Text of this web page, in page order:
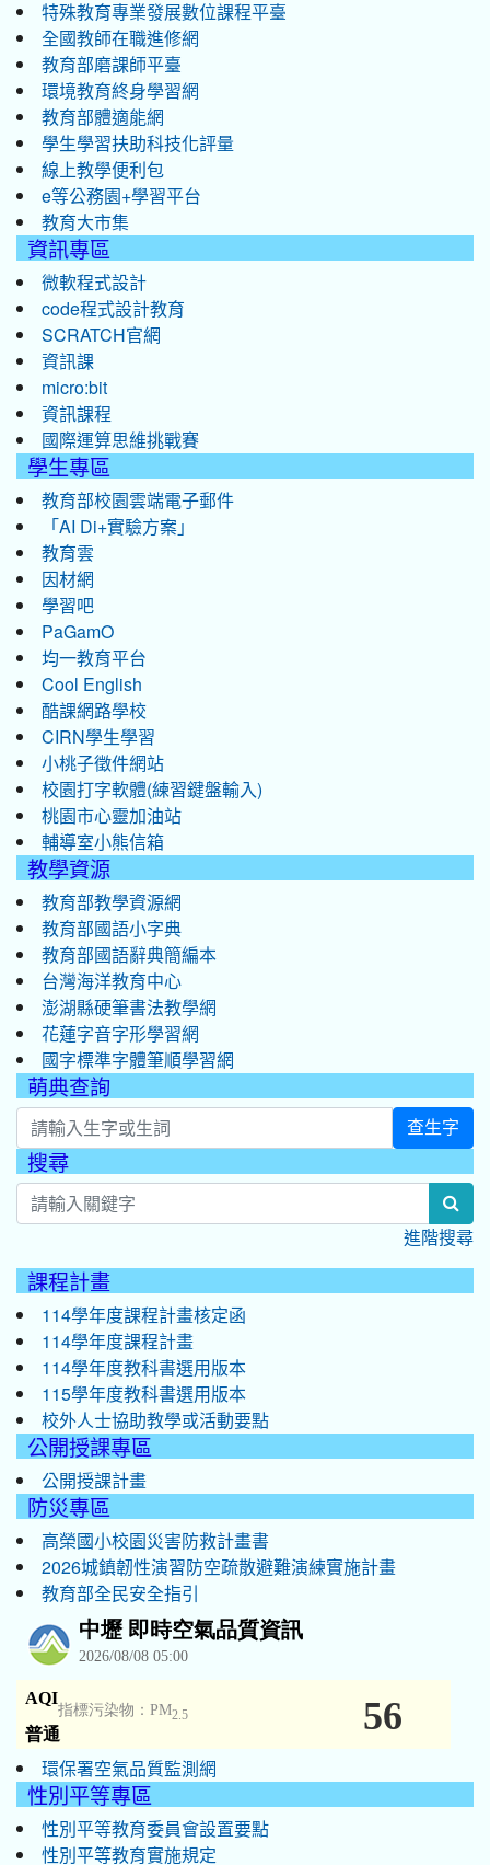
特殊教育專業發展數位課程平臺
全國教師在職進修網
教育部磨課師平臺
環境教育終身學習網
教育部體適能網
學生學習扶助科技化評量
線上教學便利包
e等公務園+學習平台
教育大市集
資訊專區
微軟程式設計
code程式設計教育
SCRATCH官網
資訊課
micro:bit
資訊課程
國際運算思維挑戰賽
學生專區
教育部校園雲端電子郵件
「AI Di+實驗方案」
教育雲
因材網
學習吧
PaGamO
均一教育平台
Cool English
酷課網路學校
CIRN學生學習
小桃子徵件網站
校園打字軟體(練習鍵盤輸入)
桃園市心靈加油站
輔導室小熊信箱
教學資源
教育部教學資源網
教育部國語小字典
教育部國語辭典簡編本
台灣海洋教育中心
澎湖縣硬筆書法教學網
花蓮字音字形學習網
國字標準字體筆順學習網
萌典查詢
查生字
搜尋
進階搜尋
課程計畫
114學年度課程計畫核定函
114學年度課程計畫
114學年度教科書選用版本
115學年度教科書選用版本
校外人士協助教學或活動要點
公開授課專區
公開授課計畫
防災專區
高榮國小校園災害防救計畫書
2026城鎮韌性演習防空疏散避難演練實施計畫
教育部全民安全指引
環保署空氣品質監測網
性別平等專區
性別平等教育委員會設置要點
性別平等教育實施規定